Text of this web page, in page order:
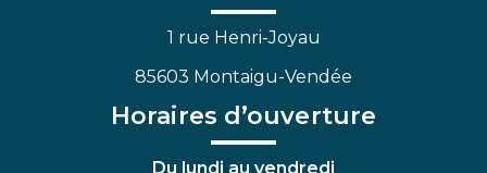
1 rue Henri-Joyau
85603 Montaigu-Vendée
Horaires d’ouverture
Du lundi au vendredi